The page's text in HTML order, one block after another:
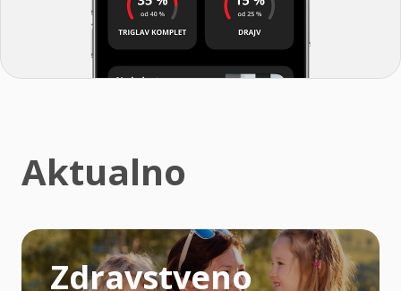
Aktualno
Zdravstveno